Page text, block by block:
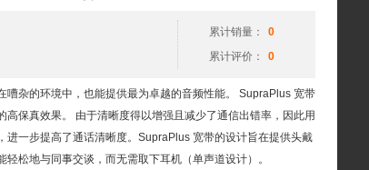
累计销量：
0
累计评价：
0
嘈杂的环境中，也能提供最为卓越的音频性能。 SupraPlus 宽带
保真效果。 由于清晰度得以增强且减少了通信出错率，因此用
一步提高了通话清晰度。SupraPlus 宽带的设计旨在提供头戴
松地与同事交谈，而无需取下耳机（单声道设计）。